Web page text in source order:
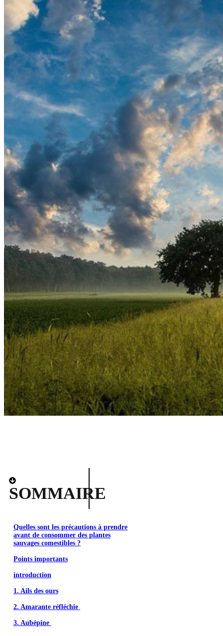
SOMMAIRE
Quelles sont les précautions à prendre
avant de consommer des plantes
sauvages comestibles ?
Points importants
introduction
1. Ails des ours
2. Amarante réfléchie
3. Aubépine